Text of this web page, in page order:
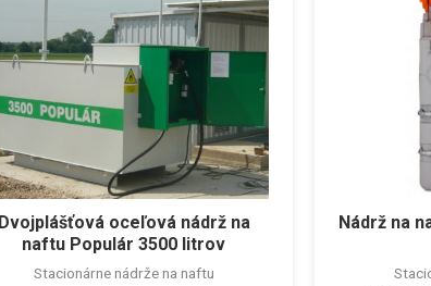
Dvojplášťová oceľová nádrž na
naftu Populár 3500 litrov
Stacionárne nádrže na naftu
Nádrž na